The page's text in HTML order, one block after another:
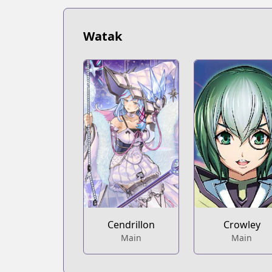
Watak
Cendrillon
Main
Crowley
Main